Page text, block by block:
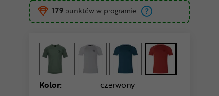
179 punktów w programie
Kolor: czerwony